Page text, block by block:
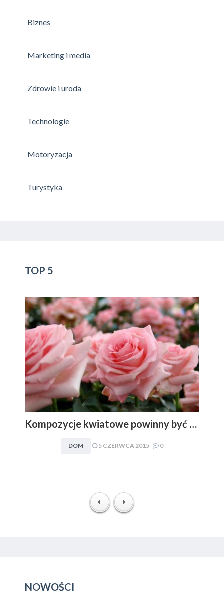
Biznes
Marketing i media
Zdrowie i uroda
Technologie
Motoryzacja
Turystyka
TOP 5
Kompozycje kwiatowe powinny być dopasowywane do charakteru i stylu aranżacyjnego wnętrza. Obowiązuje zasada: im mniej, tym lepiej
DOM 5 CZERWCA 2015 0
NOWOŚCI